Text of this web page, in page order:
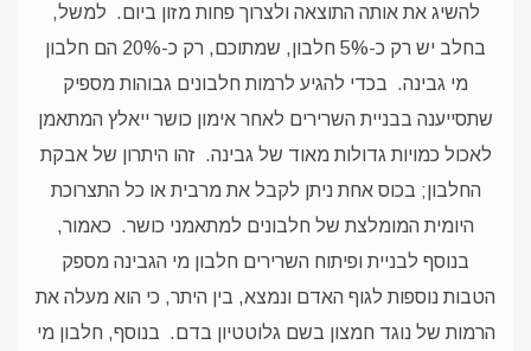
להשיג את אותה התוצאה ולצרוך פחות מזון ביום. למשל,
בחלב יש רק כ-5% חלבון, שמתוכם, רק כ-20% הם חלבון
מי גבינה. בכדי להגיע לרמות חלבונים גבוהות מספיק
שתסייענה בבניית השרירים לאחר אימון כושר ייאלץ המתאמן
לאכול כמויות גדולות מאוד של גבינה. זהו היתרון של אבקת
החלבון; בכוס אחת ניתן לקבל את מרבית או כל התצרוכת
היומית המומלצת של חלבונים למתאמני כושר. כאמור,
בנוסף לבניית ופיתוח השרירים חלבון מי הגבינה מספק
הטבות נוספות לגוף האדם ונמצא, בין היתר, כי הוא מעלה את
הרמות של נוגד חמצון בשם גלוטטיון בדם. בנוסף, חלבון מי